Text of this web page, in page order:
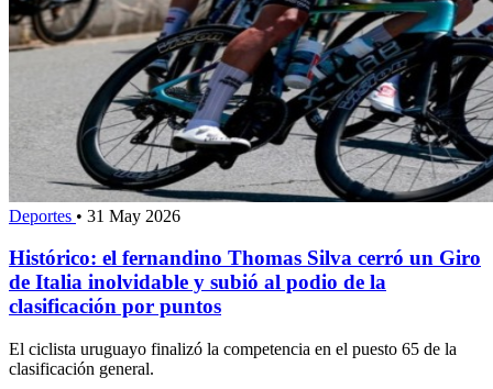
Deportes • 31 May 2026
Histórico: el fernandino Thomas Silva cerró un Giro
de Italia inolvidable y subió al podio de la
clasificación por puntos
El ciclista uruguayo finalizó la competencia en el puesto 65 de la
clasificación general.